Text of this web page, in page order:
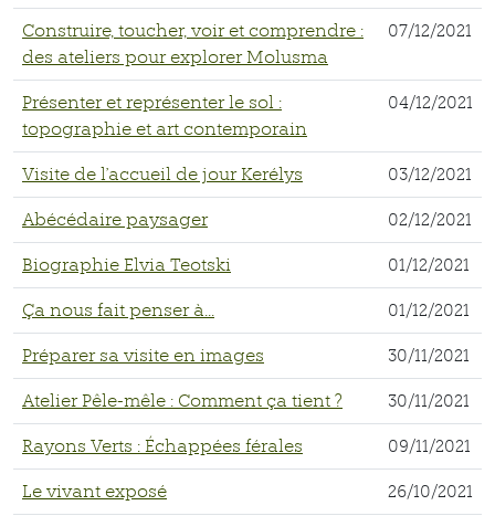
Construire, toucher, voir et comprendre :
des ateliers pour explorer Molusma
07/12/2021
Présenter et représenter le sol :
topographie et art contemporain
04/12/2021
Visite de l'accueil de jour Kerélys 03/12/2021
Abécédaire paysager 02/12/2021
Biographie Elvia Teotski 01/12/2021
Ça nous fait penser à... 01/12/2021
Préparer sa visite en images 30/11/2021
Atelier Pêle-mêle : Comment ça tient ? 30/11/2021
Rayons Verts : Échappées férales 09/11/2021
Le vivant exposé 26/10/2021